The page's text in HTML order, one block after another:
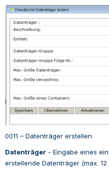
0011 – Datenträger erstellen
Datenträger - Eingabe eines
erstellende Datenträger (max. 12